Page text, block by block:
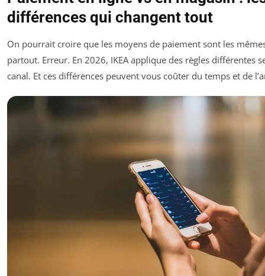
différences qui changent tout
On pourrait croire que les moyens de paiement sont les
partout. Erreur. En 2026, IKEA applique des règles différentes
canal. Et ces différences peuvent vous coûter du temps et de